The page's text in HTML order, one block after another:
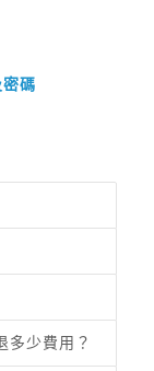
密碼
多少費用？